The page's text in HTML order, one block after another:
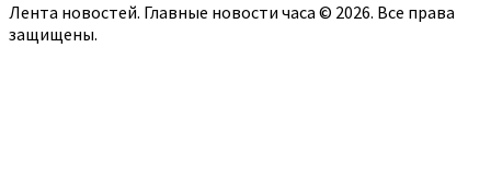
Лента новостей. Главные новости часа © 2026. Все права
защищены.